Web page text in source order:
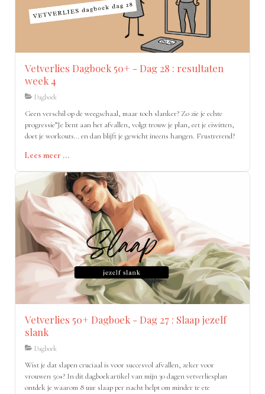
Vetverlies Dagboek 50+ - Dag 28 : resultaten
week 4
Dagboek
Geen verschil op de weegschaal, maar toch slanker? Zo zie je echte
progressie”Je bent aan het afvallen, volgt trouw je plan, eet je eiwitten,
doet je workouts… en dan blijft je gewicht ineens hangen. Frustrerend?
Lees meer ...
Vetverlies 50+ Dagboek - Dag 27 : Slaap jezelf
slank
Dagboek
Wist je dat slapen cruciaal is voor succesvol afvallen, zeker voor
vrouwen 50+? In dit dagboekartikel van mijn 30 dagen vetverliesplan
ontdek je waarom 8 uur slaap per nacht helpt om minder te ete